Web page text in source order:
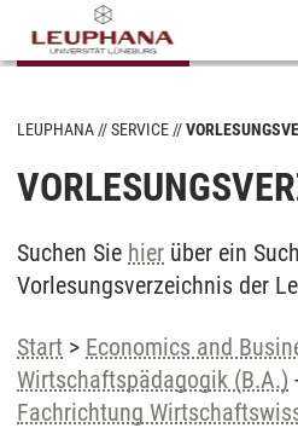
LEUPHANA SERVICE
Suchen Sie hier über ein
Vorlesungsverzeichnis der
Start > Economics and
Wirtschaftspädagogik (B.A.)
Fachrichtung